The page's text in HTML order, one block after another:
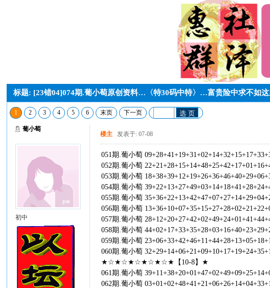
标题: [23错04]074期.葡小萄原创资料…〈特30码中特〉…富贵险中求不如
1 2 3 4 5 6 末页 下一页 选 页
葡小萄
初中
楼主 发表于: 07-08
051期.葡小萄
052期.葡小萄
053期.葡小萄
054期.葡小萄
055期.葡小萄
056期.葡小萄
057期.葡小萄
058期.葡小萄
059期.葡小萄
060期.葡小萄
★☆★☆★☆★☆★☆★【10-8】★
061期.葡小萄
062期.葡小萄